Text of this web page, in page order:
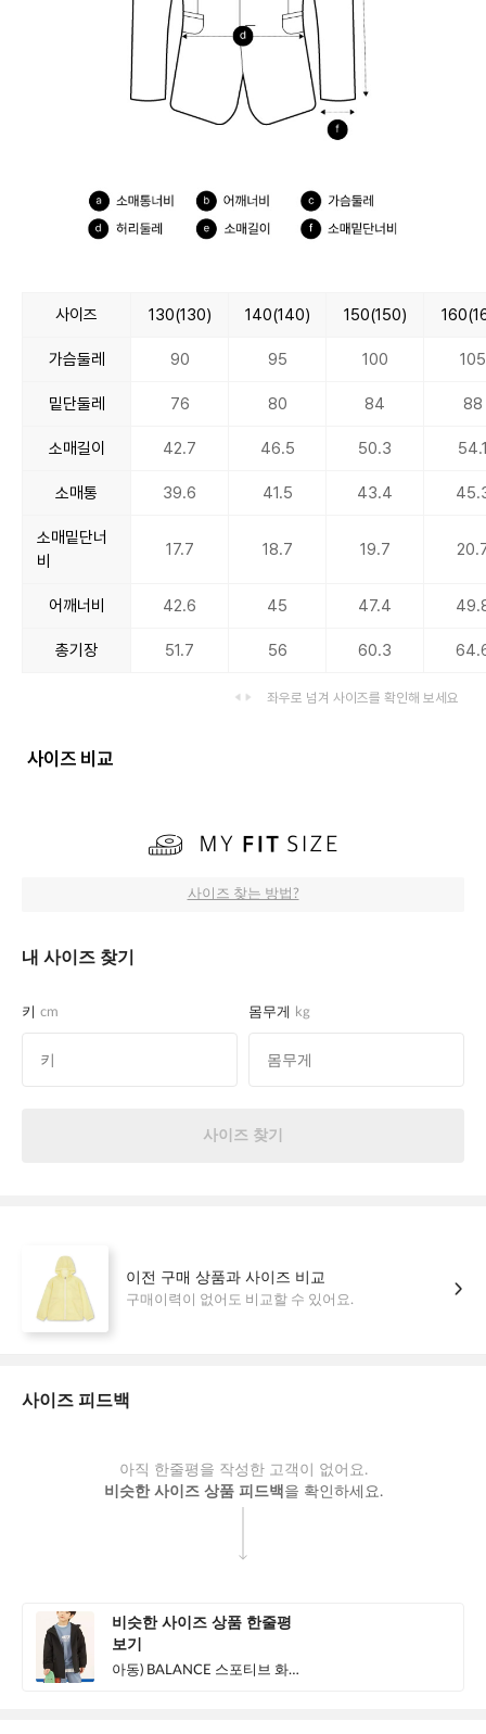
사이즈 130(130) 140(140) 150(150)
가슴둘레 90 95 100 105
밑단둘레 76 80 84 88
소매길이 42.7 46.5 50.3
소매통 39.6 41.5 43.4
소매밑단너
비
17.7 18.7 19.7
어깨너비 42.6 45 47.4
총기장 51.7 56 60.3
좌우로 넘겨 사이즈를 확인해 보세요
사이즈 비교